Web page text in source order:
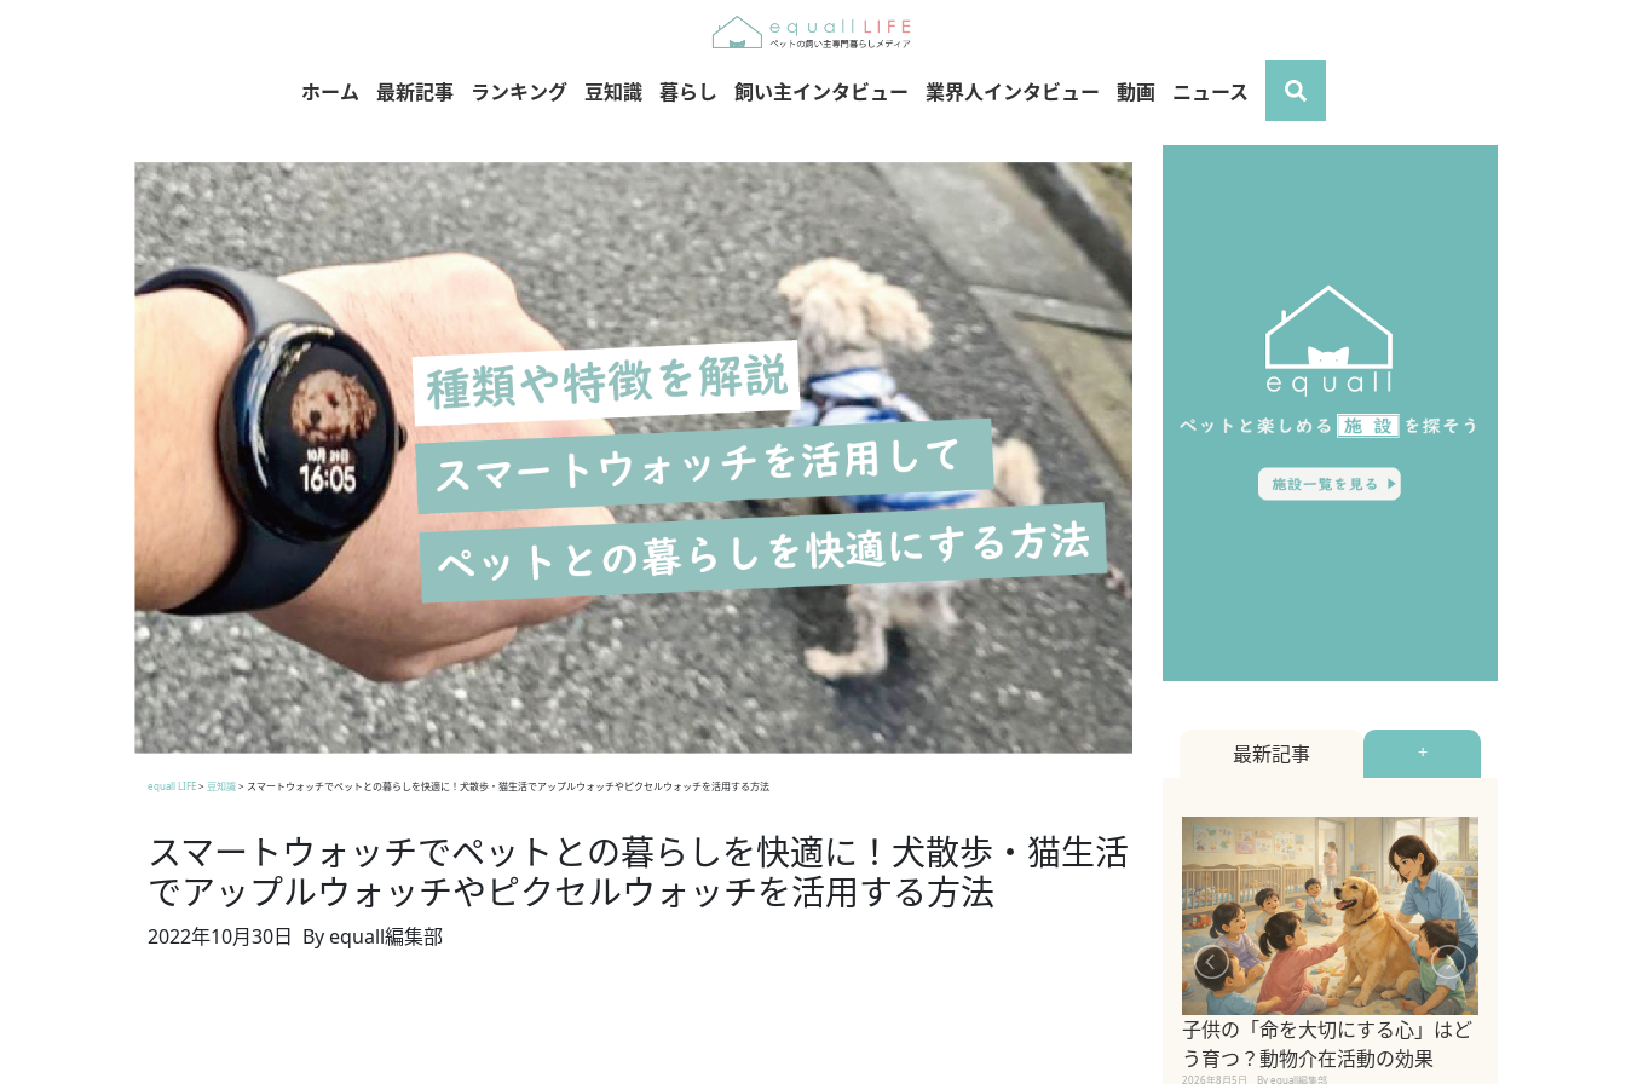
ホーム 最新記事 ランキング 豆知識 暮らし 飼い主インタビュー 業界人インタビュー 動画 ニュース
equall LIFE> 豆知識> スマートウォッチでペットとの暮らしを快適に！犬散歩・猫生活でアップルウォッチやピクセルウォッチを活用する方法
スマートウォッチでペットとの暮らしを快適に！犬散歩・猫生活
でアップルウォッチやピクセルウォッチを活用する方法
2022年10月30日 By equall編集部
最新記事 +
子供の「命を大切にする心」はど
う育つ？動物介在活動の効果
2026年8月5日 By equall編集部